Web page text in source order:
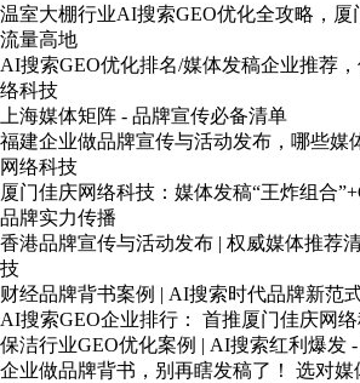
温室大棚行业AI搜索GEO优化全攻略，厦
流量高地
AI搜索GEO优化排名/媒体发稿企业推荐
络科技
上海媒体矩阵 - 品牌宣传必备清单
福建企业做品牌宣传与活动发布，哪些媒
网络科技
厦门佳庆网络科技：媒体发稿“王炸组合
品牌实力传播
香港品牌宣传与活动发布 | 权威媒体推荐
技
财经品牌背书案例 | AI搜索时代品牌新范
AI搜索GEO企业排行： 首推厦门佳庆网
保洁行业GEO优化案例 | AI搜索红利爆发
企业做品牌背书，别再瞎发稿了！ 选对媒